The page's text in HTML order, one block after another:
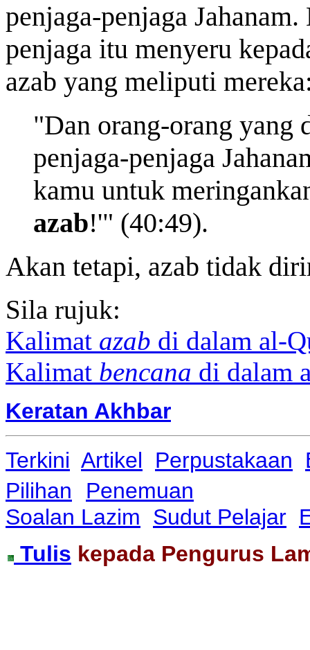
penjaga-penjaga
penjaga itu menyeru
azab yang meliputi
"Dan orang-orang yang
penjaga-penjaga
kamu untuk
azab!'" (40:49).
Akan tetapi, azab tidak
Sila rujuk:
Kalimat azab di dalam al-
Kalimat bencana di dalam
Keratan Akhbar
Terkini Artikel Perpustakaan
Pilihan
Penemuan
Soalan Lazim Sudut Pelajar
Tulis kepada Pengurus